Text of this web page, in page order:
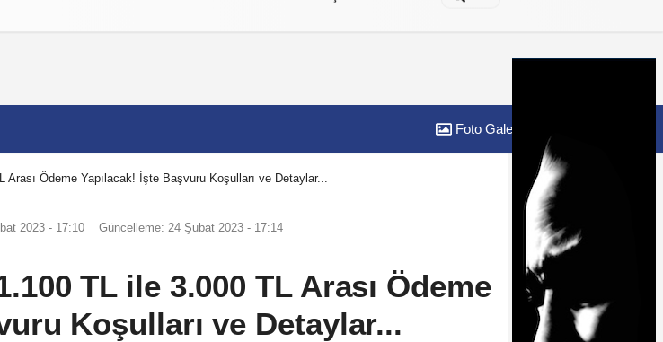
Foto Galeri
Ödeme Yapılacak! İşte Başvuru Koşulları ve Detaylar...
2023 - 17:10 Güncelleme: 24 Şubat 2023 - 17:14
TL ile 3.000 TL Arası Ödeme
Koşulları ve Detaylar...